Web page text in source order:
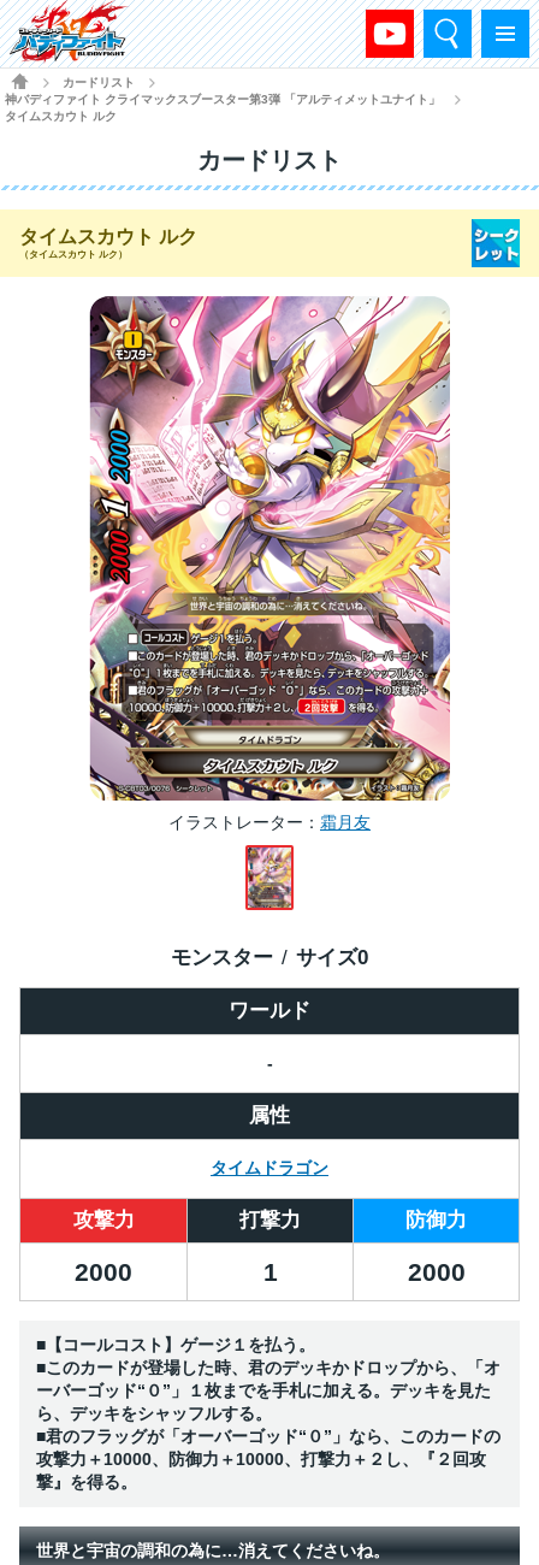
メニュー
検索
HOME
カードリスト
神バディファイト クライマックスブースター第3弾 「アルティメットユナイト」
タイムスカウト ルク
カードリスト
タイムスカウト ルク
（タイムスカウト ルク）
イラストレーター 霜月友
ワールド
-
モンスター サイズ0
属性
タイムドラゴン
攻撃力 打撃力 防御力
2000 1 2000
■【コールコスト】ゲージ１を払う。
■このカードが登場した時、君のデッキかドロップから、「オ
ーバーゴッド“０”」１枚までを手札に加える。デッキを見た
ら、デッキをシャッフルする。
■君のフラッグが「オーバーゴッド“０”」なら、このカードの
攻撃力＋10000、防御力＋10000、打撃力＋２し、『２回攻
撃』を得る。
世界と宇宙の調和の為に…消えてくださいね。